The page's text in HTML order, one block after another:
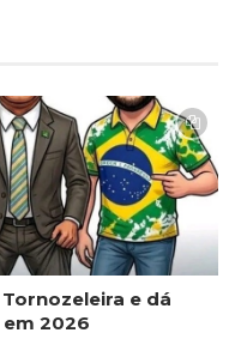
e dá
2026